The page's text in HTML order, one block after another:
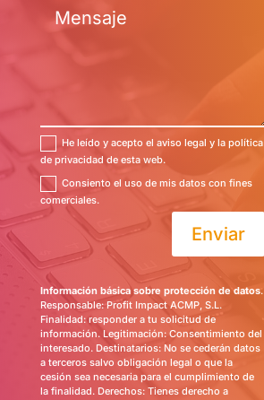
He leído y acepto el aviso legal y la política
de privacidad de esta web.
Consiento el uso de mis datos con fines
comerciales.
Enviar
Información básica sobre protección de datos.
Responsable: Profit Impact ACMP, S.L.
Finalidad: responder a tu solicitud de
información. Legitimación: Consentimiento del
interesado. Destinatarios: No se cederán datos
a terceros salvo obligación legal o que la
cesión sea necesaria para el cumplimiento de
la finalidad. Derechos: Tienes derecho a